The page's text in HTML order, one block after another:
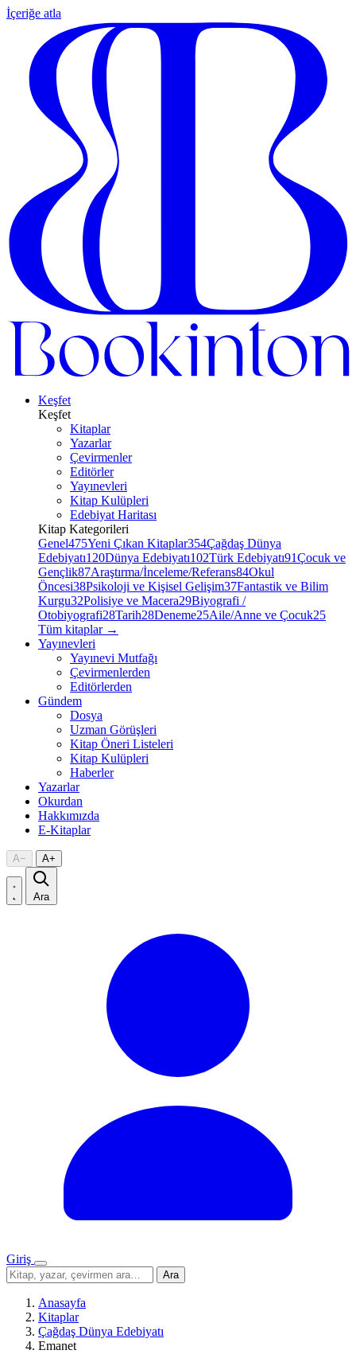
İçeriğe atla
Keşfet
Keşfet
Kitaplar
Yazarlar
Çevirmenler
Editörler
Yayınevleri
Kitap Kulüpleri
Edebiyat Haritası
Kitap Kategorileri
Genel475Yeni Çıkan Kitaplar354Çağdaş Dünya
Edebiyatı120Dünya Edebiyatı102Türk Edebiyatı91Çocuk ve
Gençlik87Araştırma/İnceleme/Referans84Okul
Öncesi38Psikoloji ve Kişisel Gelişim37Fantastik ve Bilim
Kurgu32Polisiye ve Macera29Biyografi /
Otobiyografi28Tarih28Deneme25Aile/Anne ve Çocuk25
Tüm kitaplar →
Yayınevleri
Yayınevi Mutfağı
Çevirmenlerden
Editörlerden
Gündem
Dosya
Uzman Görüşleri
Kitap Öneri Listeleri
Kitap Kulüpleri
Haberler
Yazarlar
Okurdan
Hakkımızda
E-Kitaplar
A− A+
Ara
Giriş
Menü
Sitede
ara
Ara
Anasayfa
Kitaplar
Çağdaş Dünya Edebiyatı
Emanet